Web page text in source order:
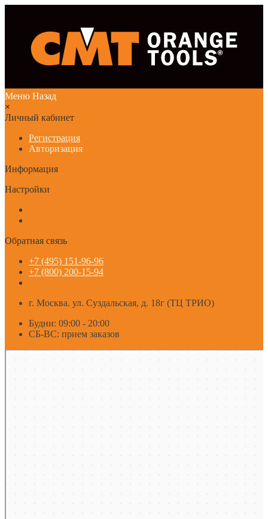
Меню Назад
×
Личный кабинет
Регистрация
Авторизация
Информация
Настройки
Обратная связь
+7 (495) 151-96-96
+7 (800) 200-15-94
г. Москва. ул. Суздальская, д. 18г (ТЦ ТРИО)
Будни: 09:00 - 20:00
СБ-ВС: прием заказов